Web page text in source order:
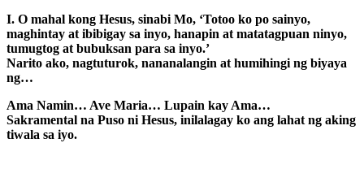
I. O mahal kong Hesus, sinabi Mo, ‘Totoo ko po sainyo,
maghintay at ibibigay sa inyo, hanapin at matatagpuan ninyo,
tumugtog at bubuksan para sa inyo.’
Narito ako, nagtuturok, nananalangin at humihingi ng biyaya
ng…
Ama Namin… Ave Maria… Lupain kay Ama…
Sakramental na Puso ni Hesus, inilalagay ko ang lahat ng aking
tiwala sa iyo.